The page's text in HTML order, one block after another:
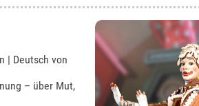
| Deutsch von
– über Mut,